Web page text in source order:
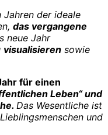
Jahren der ideale
das vergangene
neue Jahr
visualisieren sowie
für einen
Leben“ und
Das Wesentliche ist
und